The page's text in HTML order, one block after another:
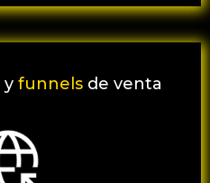
yfunnelsde venta